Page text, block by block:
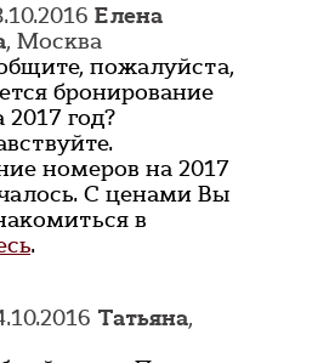
Елена
, Москва
пожалуйста,
бронирование
год?
номеров на 2017
С ценами Вы
в
.
Татьяна,